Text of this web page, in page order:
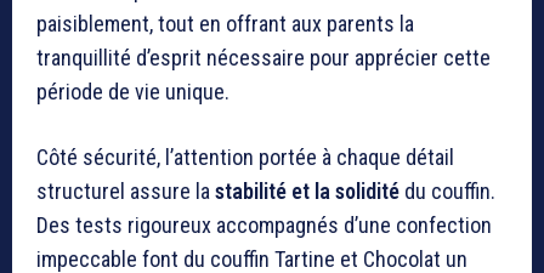
paisiblement, tout en offrant aux parents la
tranquillité d’esprit nécessaire pour apprécier cette
période de vie unique.
Côté sécurité, l’attention portée à chaque détail
structurel assure la stabilité et la solidité du couffin.
Des tests rigoureux accompagnés d’une confection
impeccable font du couffin Tartine et Chocolat un